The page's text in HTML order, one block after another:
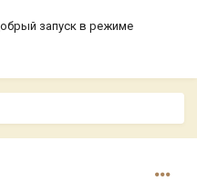
запуск в режиме